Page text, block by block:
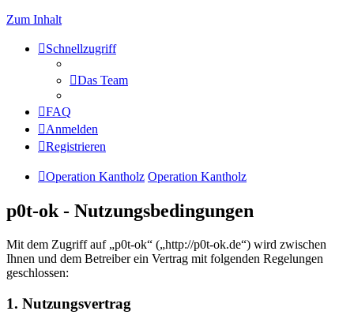
Zum Inhalt
Schnellzugriff
Das Team
FAQ
Anmelden
Registrieren
Operation Kantholz Operation Kantholz
p0t-ok - Nutzungsbedingungen
Mit dem Zugriff auf „p0t-ok“ („http://p0t-ok.de“) wird zwischen
Ihnen und dem Betreiber ein Vertrag mit folgenden Regelungen
geschlossen:
1. Nutzungsvertrag